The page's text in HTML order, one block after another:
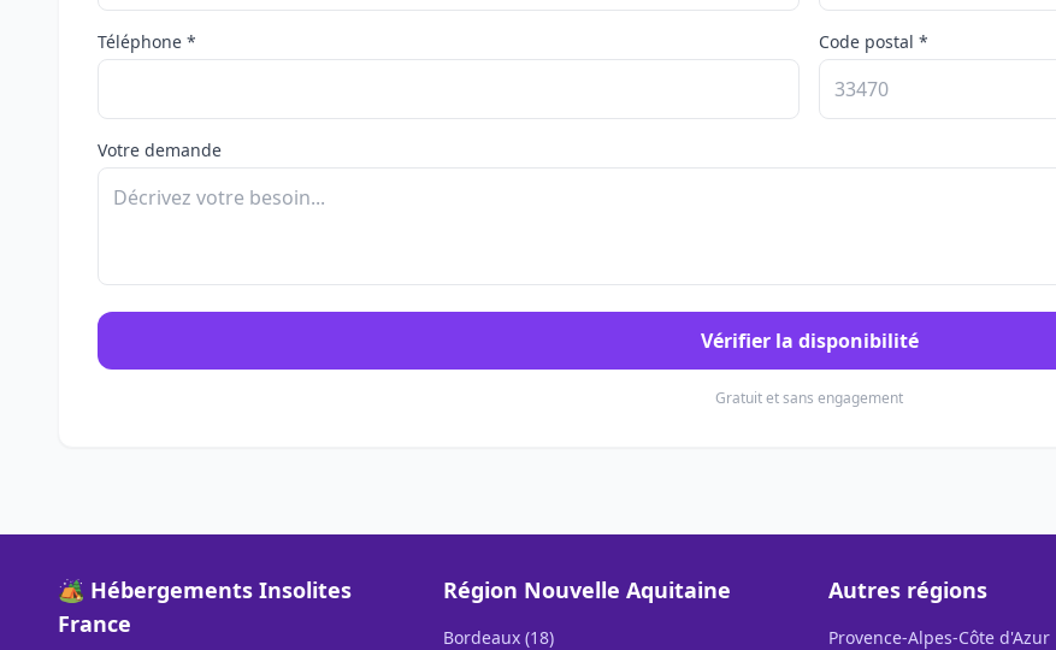
Téléphone * Code postal *
Votre demande
Vérifier la disponibilité
Gratuit et sans engagement
🏕️ Hébergements Insolites
France
Région Nouvelle Aquitaine
Bordeaux (18)
Autres régions
Provence-Alpes-Côte d'Azur